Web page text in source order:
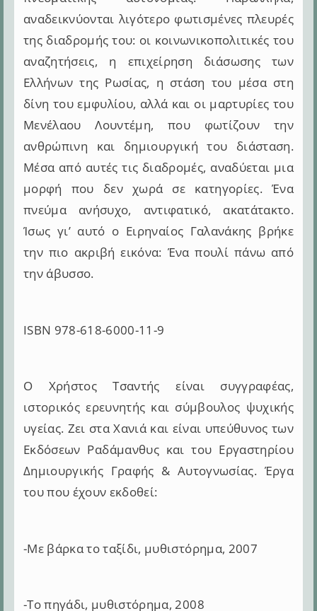
αναδεικνύονται λιγότερο φωτισμένες πλευρές
της διαδρομής του: οι κοινωνικοπολιτικές του
αναζητήσεις, η επιχείρηση διάσωσης των
Ελλήνων της Ρωσίας, η στάση του μέσα στη
δίνη του εμφυλίου, αλλά και οι μαρτυρίες του
Μενέλαου Λουντέμη, που φωτίζουν την
ανθρώπινη και δημιουργική του διάσταση.
Μέσα από αυτές τις διαδρομές, αναδύεται μια
μορφή που δεν χωρά σε κατηγορίες. Ένα
πνεύμα ανήσυχο, αντιφατικό, ακατάτακτο.
Ίσως γι’ αυτό ο Ειρηναίος Γαλανάκης βρήκε
την πιο ακριβή εικόνα: Ένα πουλί πάνω από
την άβυσσο.
ISBN 978-618-6000-11-9
Ο Χρήστος Τσαντής είναι συγγραφέας,
ιστορικός ερευνητής και σύμβουλος ψυχικής
υγείας. Ζει στα Χανιά και είναι υπεύθυνος των
Εκδόσεων Ραδάμανθυς και του Εργαστηρίου
Δημιουργικής Γραφής & Αυτογνωσίας. Έργα
του που έχουν εκδοθεί:
-Με βάρκα το ταξίδι, μυθιστόρημα, 2007
-Το πηγάδι, μυθιστόρημα, 2008